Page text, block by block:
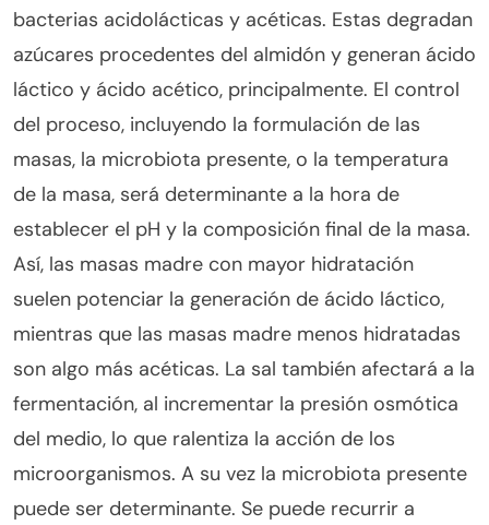
bacterias acidolácticas y acéticas. Estas degradan
azúcares procedentes del almidón y generan ácido
láctico y ácido acético, principalmente. El control
del proceso, incluyendo la formulación de las
masas, la microbiota presente, o la temperatura
de la masa, será determinante a la hora de
establecer el pH y la composición final de la masa.
Así, las masas madre con mayor hidratación
suelen potenciar la generación de ácido láctico,
mientras que las masas madre menos hidratadas
son algo más acéticas. La sal también afectará a la
fermentación, al incrementar la presión osmótica
del medio, lo que ralentiza la acción de los
microorganismos. A su vez la microbiota presente
puede ser determinante. Se puede recurrir a